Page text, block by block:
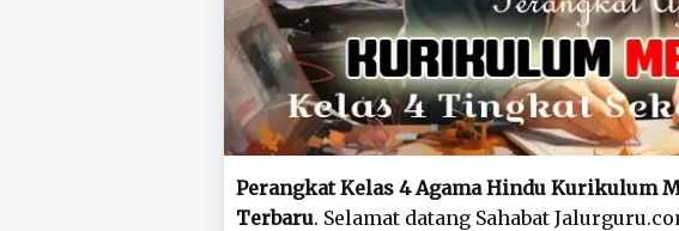
Perangkat Kelas 4 Agama Hindu Kurikulum
Terbaru. Selamat datang Sahabat